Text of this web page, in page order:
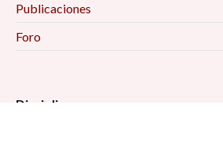
Publicaciones
Foro
Disciplinas